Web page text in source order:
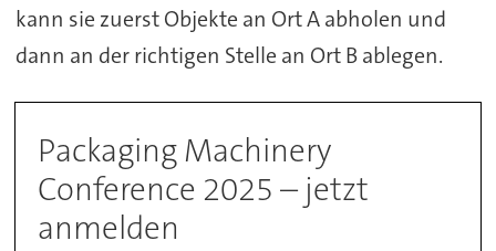
kann sie zuerst Objekte an Ort A abholen und
dann an der richtigen Stelle an Ort B ablegen.
Packaging Machinery
Conference 2025 – jetzt
anmelden